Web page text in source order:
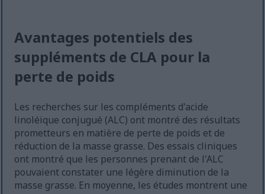
Avantages potentiels des
suppléments de CLA pour la
perte de poids
Les recherches sur les compléments d'acide
linoléique conjugué (ALC) ont montré des résultats
prometteurs en matière de perte de poids et de
réduction de la masse grasse. Des essais cliniques
ont montré que les personnes prenant de l'ALC
pouvaient constater une légère diminution de la
masse grasse. En moyenne, les études montrent une